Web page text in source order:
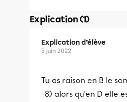
Explication (1)
Explication d’élève
5 juin 2022
Tu as raison en B le
-8) alors qu'en D elle